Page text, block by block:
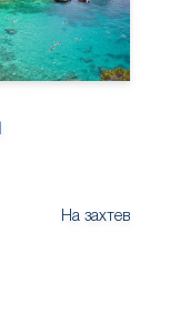
На захтев